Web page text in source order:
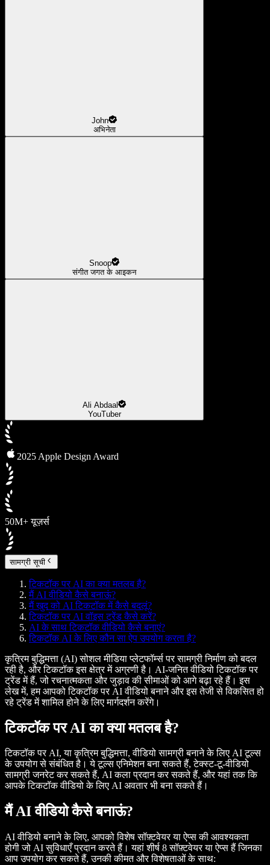
John
अभिनेता
Snoop
संगीत जगत के आइकन
Ali Abdaal
YouTuber
2025 Apple Design Award
50M+ यूज़र्स
सामग्री सूची
टिकटॉक पर AI का क्या मतलब है?
मैं AI वीडियो कैसे बनाऊं?
मैं खुद को AI टिकटॉक में कैसे बदलूं?
टिकटॉक पर AI वॉइस ट्रेंड कैसे करें?
AI के साथ टिकटॉक वीडियो कैसे बनाएं?
टिकटॉक AI के लिए कौन सा ऐप उपयोग करता है?
कृत्रिम बुद्धिमत्ता (AI) सोशल मीडिया प्लेटफॉर्म्स पर सामग्री निर्माण को बदल
रही है, और टिकटॉक इस क्षेत्र में अग्रणी है। AI-जनित वीडियो टिकटॉक पर
ट्रेंड में हैं, जो रचनात्मकता और जुड़ाव की सीमाओं को आगे बढ़ा रहे हैं। इस
लेख में, हम आपको टिकटॉक पर AI वीडियो बनाने और इस तेजी से विकसित हो
रहे ट्रेंड में शामिल होने के लिए मार्गदर्शन करेंगे।
टिकटॉक पर AI का क्या मतलब है?
टिकटॉक पर AI, या कृत्रिम बुद्धिमत्ता, वीडियो सामग्री बनाने के लिए AI टूल्स
के उपयोग से संबंधित है। ये टूल्स एनिमेशन बना सकते हैं, टेक्स्ट-टू-वीडियो
सामग्री जनरेट कर सकते हैं, AI कला प्रदान कर सकते हैं, और यहां तक कि
आपके टिकटॉक वीडियो के लिए AI अवतार भी बना सकते हैं।
मैं AI वीडियो कैसे बनाऊं?
AI वीडियो बनाने के लिए, आपको विशेष सॉफ़्टवेयर या ऐप्स की आवश्यकता
होगी जो AI सुविधाएँ प्रदान करते हैं। यहां शीर्ष 8 सॉफ़्टवेयर या ऐप्स हैं जिनका
आप उपयोग कर सकते हैं, उनकी कीमत और विशेषताओं के साथ: